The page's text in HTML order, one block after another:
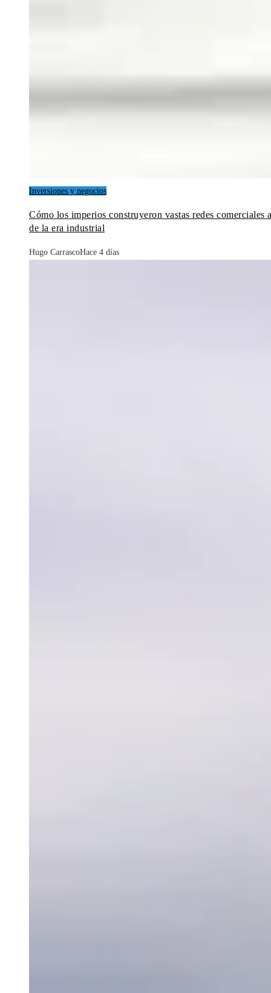
Inversiones y negocios
Cómo los imperios construyeron vastas redes comerciales
de la era industrial
Hugo CarrascoHace 4 días